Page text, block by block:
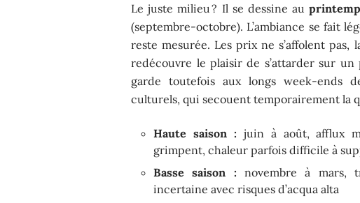
Le juste milieu ? Il se dessine au
(septembre-octobre). L’ambiance se fait
reste mesurée. Les prix ne s’affolent pas,
redécouvre le plaisir de s’attarder sur un
garde toutefois aux longs week-ends
culturels, qui secouent temporairement la
Haute saison : juin à août, afflux
grimpent, chaleur parfois difficile à
Basse saison : novembre à mars,
incertaine avec risques d’acqua alta